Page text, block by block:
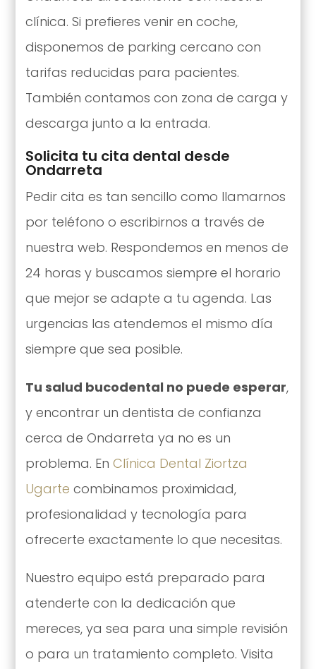
clínica. Si prefieres venir en coche,
disponemos de parking cercano con
tarifas reducidas para pacientes.
También contamos con zona de carga y
descarga junto a la entrada.
Solicita tu cita dental desde
Ondarreta
Pedir cita es tan sencillo como llamarnos
por teléfono o escribirnos a través de
nuestra web. Respondemos en menos de
24 horas y buscamos siempre el horario
que mejor se adapte a tu agenda. Las
urgencias las atendemos el mismo día
siempre que sea posible.
Tu salud bucodental no puede esperar,
y encontrar un dentista de confianza
cerca de Ondarreta ya no es un
problema. En Clínica Dental Ziortza
Ugarte combinamos proximidad,
profesionalidad y tecnología para
ofrecerte exactamente lo que necesitas.
Nuestro equipo está preparado para
atenderte con la dedicación que
mereces, ya sea para una simple revisión
o para un tratamiento completo. Visita